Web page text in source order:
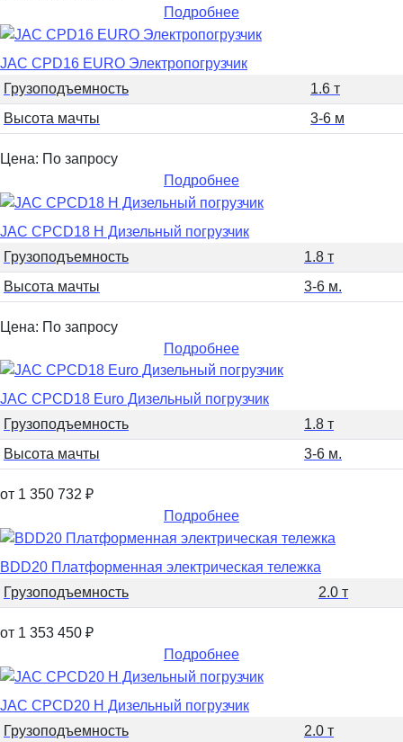
Подробнее
JAC CPD16 EURO Электропогрузчик
Грузоподъемность
1.6 т
Высота мачты
3-6 м
Цена: По запросу
Подробнее
JAC CPCD18 H Дизельный погрузчик
Грузоподъемность
1.8 т
Высота мачты
3-6 м.
Цена: По запросу
Подробнее
JAC CPCD18 Euro Дизельный погрузчик
Грузоподъемность
1.8 т
Высота мачты
3-6 м.
от 1 350 732 ₽
Подробнее
BDD20 Платформенная электрическая тележка
Грузоподъемность
2.0 т
от 1 353 450 ₽
Подробнее
JAC CPCD20 H Дизельный погрузчик
Грузоподъемность
2.0 т